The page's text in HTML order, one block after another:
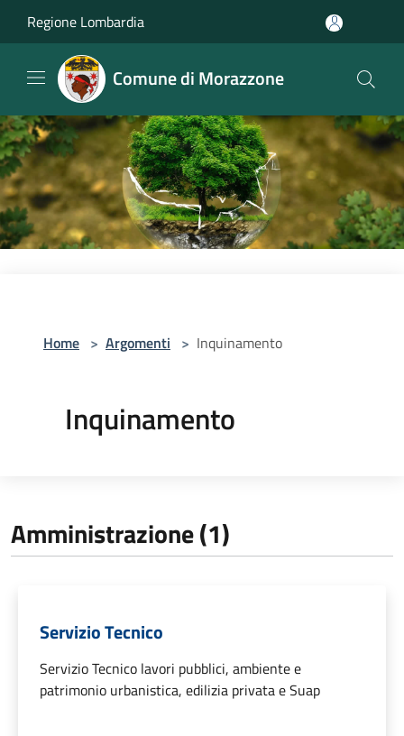
Regione Lombardia
Comune di Morazzone
Home > Argomenti > Inquinamento
Inquinamento
Amministrazione (1)
Servizio Tecnico
Servizio Tecnico lavori pubblici, ambiente e
patrimonio urbanistica, edilizia privata e Suap